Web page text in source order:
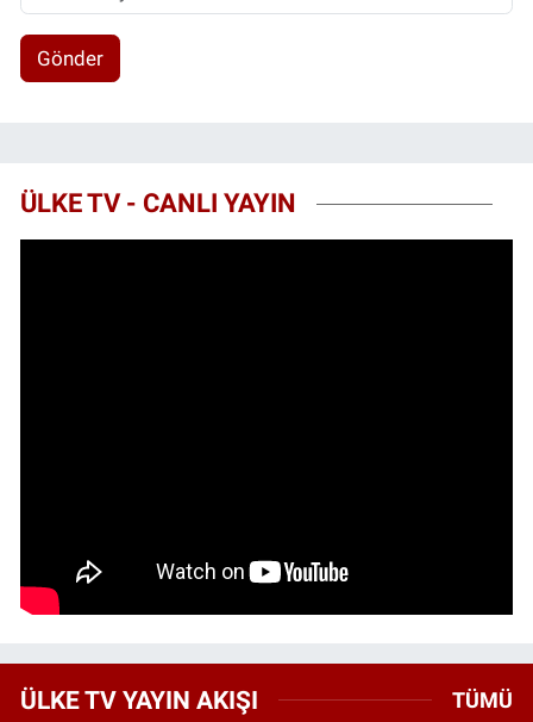
Gönder
ÜLKE TV - CANLI YAYIN
ÜLKE TV YAYIN AKIŞI TÜMÜ